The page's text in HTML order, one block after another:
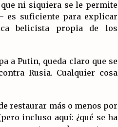
ni siquiera se le permite
es suficiente para explicar
belicista propia de los
a Putin, queda claro que se
Rusia. Cualquier cosa
restaurar más o menos por
incluso aquí: ¿qué se ha